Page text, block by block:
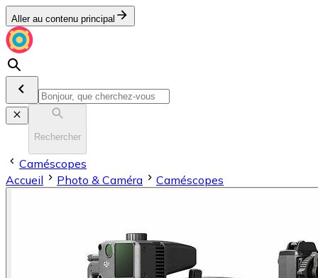
Aller au contenu principal
Rechercher
Caméscopes
Accueil
Photo & Caméra Caméscopes